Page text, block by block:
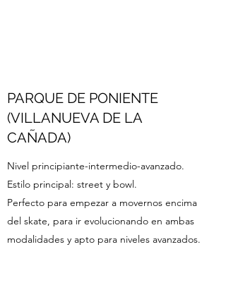
PARQUE DE PONIENTE
(VILLANUEVA DE LA
CAÑADA)
Nivel principiante-intermedio-avanzado.
Estilo principal: street y bowl.
Perfecto para empezar a movernos encima
del skate, para ir evolucionando en ambas
modalidades y apto para niveles avanzados.